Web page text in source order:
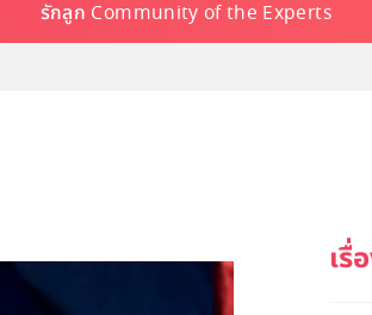
รักลูก Community of the Experts